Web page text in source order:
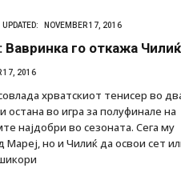
UPDATED: NOVEMBER 17, 2016
го откажа Чилиќ
17, 2016
хрватскиот тенисер во
остана во игра за полуфинале на
најдобри во сезоната. Сега му
Мареј, но и Чилиќ да освои сет